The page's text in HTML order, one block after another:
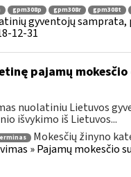
gpm308p gpm308r gpm308t
gyventojų samprata,
12-31
pajamų
nuolatiniu Lietuvos
išvykimo iš Lietuvos...
Mokesčių žinyno
» Pajamų mokesčio